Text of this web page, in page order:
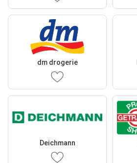
dm drogerie
Deichmann